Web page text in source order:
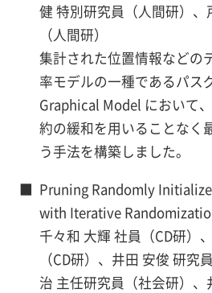
健 特別研究員（人間研）、
（人間研）
集計された位置情報などの
率モデルの一種であるパス
Graphical Model において
約の緩和を用いることなく
う手法を構築しました。
■ Pruning Randomly
with Iterative
千々和 大輝 社員（CD研）
（CD研）、井田 安俊 研究
治 主任研究員（社会研）、